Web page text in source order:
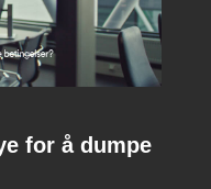
for å dumpe